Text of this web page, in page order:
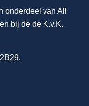
onderdeel van All
bij de de K.v.K.